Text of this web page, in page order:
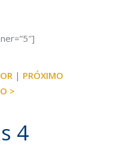
| PRÓXIMO
>
4